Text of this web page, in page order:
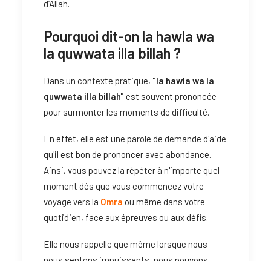
d’Allah.
Pourquoi dit-on la hawla wa
la quwwata illa billah ?
Dans un contexte pratique, "la hawla wa la
quwwata illa billah" est souvent prononcée
pour surmonter les moments de difficulté.
En effet, elle est une parole de demande d'aide
qu'il est bon de prononcer avec abondance.
Ainsi, vous pouvez la répéter à n'importe quel
moment dès que vous commencez votre
voyage vers la Omra ou même dans votre
quotidien, face aux épreuves ou aux défis.
Elle nous rappelle que même lorsque nous